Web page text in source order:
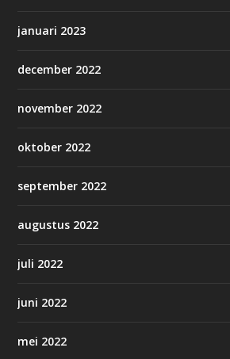
januari 2023
december 2022
november 2022
oktober 2022
september 2022
augustus 2022
juli 2022
juni 2022
mei 2022